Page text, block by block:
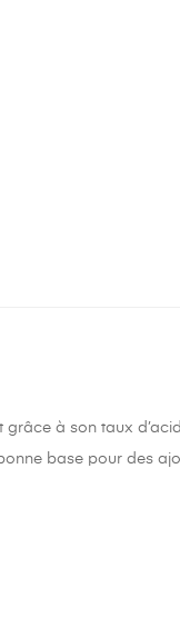
à son taux
base pour des